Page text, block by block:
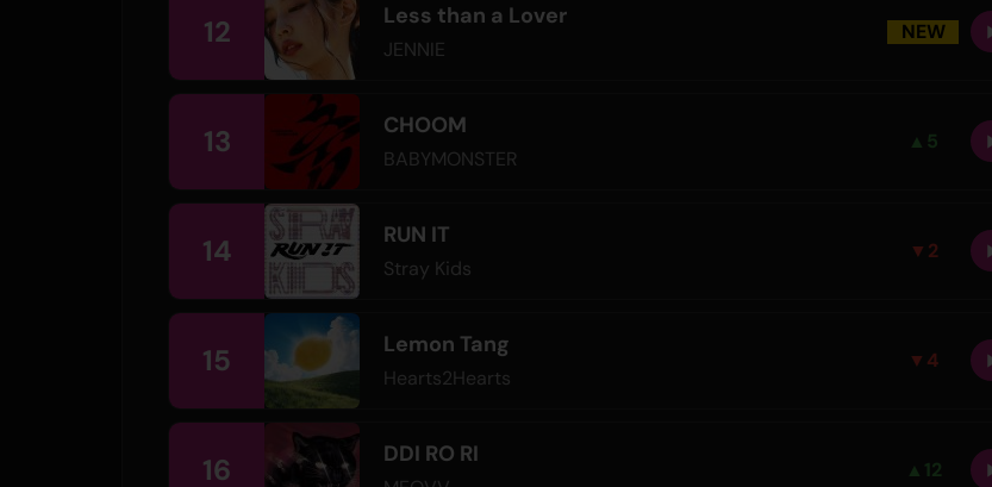
12 Less than a Lover
JENNIE
NEW
13 CHOOM
BABYMONSTER
▲ 5
14 RUN IT
Stray Kids
▼ 2
15 Lemon Tang
Hearts2Hearts
▼ 4
16 DDI RO RI
▲ 12